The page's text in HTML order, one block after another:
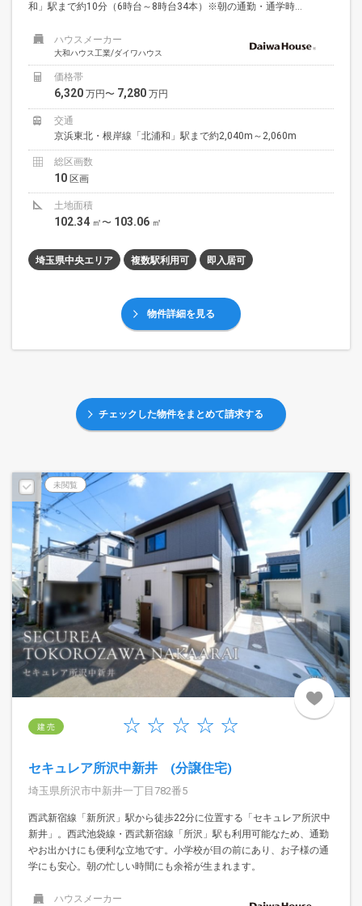
和」駅まで約10分（6時台～8時台34本）※朝の通勤・通学時...
ハウスメーカー
大和ハウス工業/ダイワハウス
価格帯
6,320 万円〜 7,280 万円
交通
京浜東北・根岸線「北浦和」駅まで約2,040m～2,060m
総区画数
10 区画
土地面積
102.34 ㎡〜 103.06 ㎡
埼玉県中央エリア 複数駅利用可 即入居可
物件詳細を見る
チェックした物件をまとめて請求する
未閲覧
建 売
セキュレア所沢中新井 (分譲住宅)
埼玉県所沢市中新井一丁目782番5
西武新宿線「新所沢」駅から徒歩22分に位置する「セキュレア所沢中
新井」。西武池袋線・西武新宿線「所沢」駅も利用可能なため、通勤
やお出かけにも便利な立地です。小学校が目の前にあり、お子様の通
学にも安心。朝の忙しい時間にも余裕が生まれます。
ハウスメーカー